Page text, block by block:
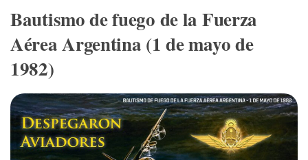
Bautismo de fuego de la Fuerza
Aérea Argentina (1 de mayo de
1982)